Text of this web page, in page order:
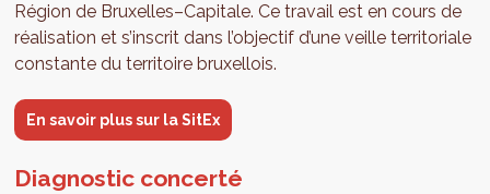
Région de Bruxelles–Capitale. Ce travail est en cours de
réalisation et s’inscrit dans l’objectif d’une veille territoriale
constante du territoire bruxellois.
En savoir plus sur la SitEx
Diagnostic concerté